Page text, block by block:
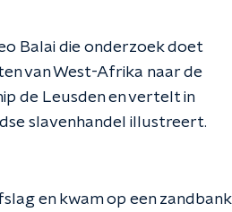
Balai die onderzoek doet
van West-Afrika naar de
de Leusden en vertelt in
slavenhandel illustreert.
en kwam op een zandbank